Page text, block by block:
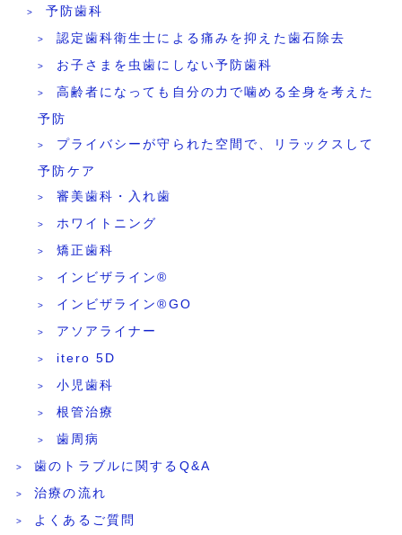
予防歯科
認定歯科衛生士による痛みを抑えた歯石除去
お子さまを虫歯にしない予防歯科
高齢者になっても自分の力で噛める全身を考えた
予防
プライバシーが守られた空間で、リラックスして
予防ケア
審美歯科・入れ歯
ホワイトニング
矯正歯科
インビザライン®
インビザライン®GO
アソアライナー
itero 5D
小児歯科
根管治療
歯周病
歯のトラブルに関するQ&A
治療の流れ
よくあるご質問